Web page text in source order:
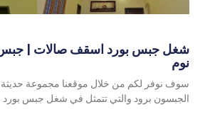
جبس بورد اسقف صالات | جبس
نوفر لكم من خلال موقعنا مجموعة حديثة من
برود والتي تتمثل في شغل جبس بورد